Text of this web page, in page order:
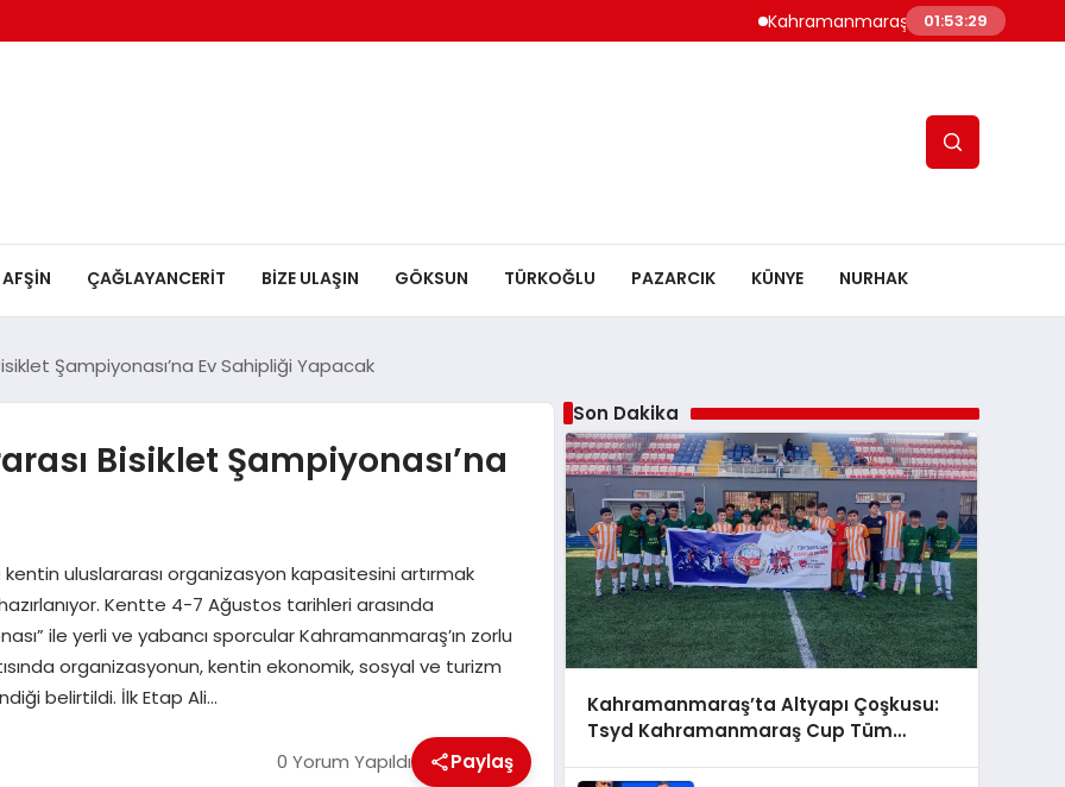
Kahramanmaraş’ta Altyapı Çoşkusu: Tsyd
01:53:30
AFŞİN ÇAĞLAYANCERİT BİZE ULAŞIN GÖKSUN TÜRKOĞLU PAZARCIK KÜNYE NURHAK
Şampiyonası’na Ev Sahipliği Yapacak
Bisiklet Şampiyonası’na
uluslararası organizasyon kapasitesini artırmak
Kentte 4-7 Ağustos tarihleri arasında
ile yerli ve yabancı sporcular Kahramanmaraş’ın zorlu
organizasyonun, kentin ekonomik, sosyal ve turizm
belirtildi. İlk Etap Ali…
0 Yorum Yapıldı Paylaş
Son Dakika
Kahramanmaraş’ta Altyapı Çoşkusu:
Tsyd Kahramanmaraş Cup Tüm